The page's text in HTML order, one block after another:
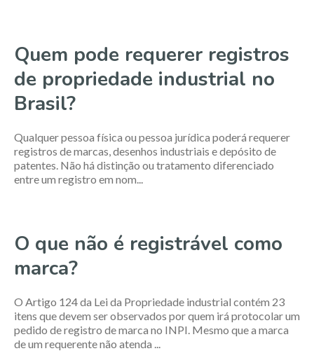
Quem pode requerer registros
de propriedade industrial no
Brasil?
Qualquer pessoa física ou pessoa jurídica poderá requerer
registros de marcas, desenhos industriais e depósito de
patentes. Não há distinção ou tratamento diferenciado
entre um registro em nom...
O que não é registrável como
marca?
O Artigo 124 da Lei da Propriedade industrial contém 23
itens que devem ser observados por quem irá protocolar um
pedido de registro de marca no INPI. Mesmo que a marca
de um requerente não atenda ...